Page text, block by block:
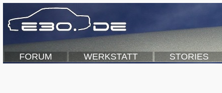
FORUM WERKSTATT STORIES